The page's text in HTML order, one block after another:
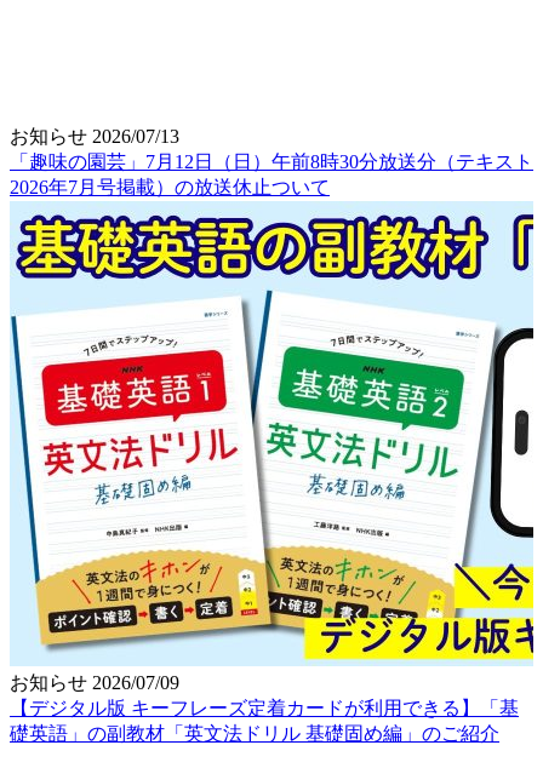
お知らせ 2026/07/13
「趣味の園芸」7月12日（日）午前8時30分放送分（テキスト
2026年7月号掲載）の放送休止ついて
お知らせ 2026/07/09
【デジタル版 キーフレーズ定着カードが利用できる】「基
礎英語」の副教材「英文法ドリル 基礎固め編」のご紹介